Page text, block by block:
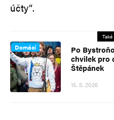
účty“.
Domácí
Po
chvilek pro
Štěpánek
15. 5. 2026